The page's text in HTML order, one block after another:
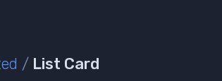
/ List Card